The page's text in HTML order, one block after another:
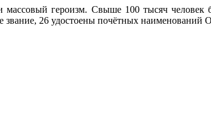
героизм. Свыше 100 тысяч
26 удостоены почётных наименований